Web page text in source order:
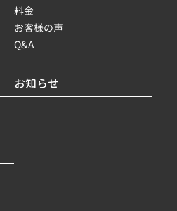
料金
お客様の声
Q&A
お知らせ